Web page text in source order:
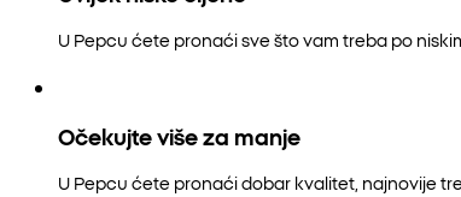
U Pepcu ćete pronaći sve što vam treba po
Očekujte više za manje
U Pepcu ćete pronaći dobar kvalitet, najnovije